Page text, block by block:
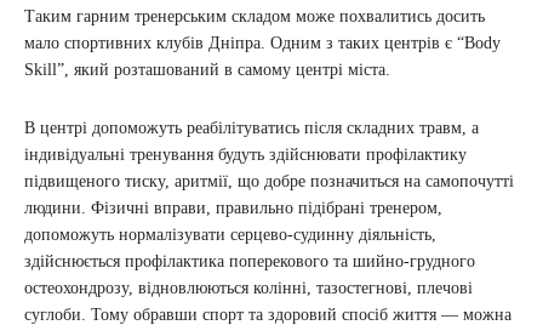
Таким гарним тренерським складом може похвалитись досить
мало спортивних клубів Дніпра. Одним з таких центрів є “Body
Skill”, який розташований в самому центрі міста.
В центрі допоможуть реабілітуватись після складних травм, а
індивідуальні тренування будуть здійснювати профілактику
підвищеного тиску, аритмії, що добре позначиться на самопочутті
людини. Фізичні вправи, правильно підібрані тренером,
допоможуть нормалізувати серцево-судинну діяльність,
здійснюється профілактика поперекового та шийно-грудного
остеохондрозу, відновлюються колінні, тазостегнові, плечові
суглоби. Тому обравши спорт та здоровий спосіб життя — можна